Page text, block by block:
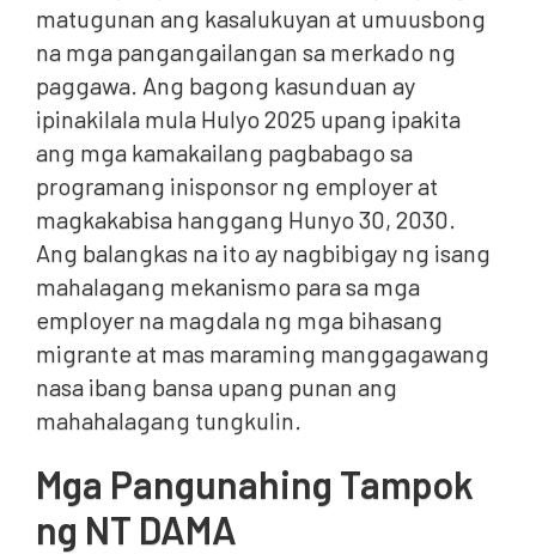
matugunan ang kasalukuyan at umuusbong
na mga pangangailangan sa merkado ng
paggawa. Ang bagong kasunduan ay
ipinakilala mula Hulyo 2025 upang ipakita
ang mga kamakailang pagbabago sa
programang inisponsor ng employer at
magkakabisa hanggang Hunyo 30, 2030.
Ang balangkas na ito ay nagbibigay ng isang
mahalagang mekanismo para sa mga
employer na magdala ng mga bihasang
migrante at mas maraming manggagawang
nasa ibang bansa upang punan ang
mahahalagang tungkulin.
Mga Pangunahing Tampok
ng NT DAMA